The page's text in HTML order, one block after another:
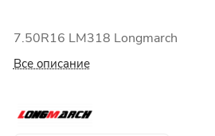
7.50R16 LM318 Longmarch
Все описание